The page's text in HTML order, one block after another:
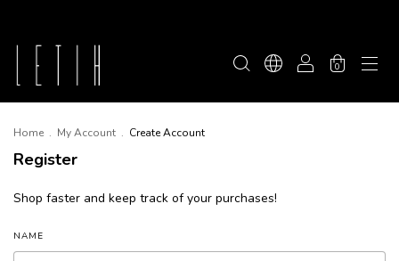
0
Home . My Account . Create Account
Register
Shop faster and keep track of your purchases!
NAME